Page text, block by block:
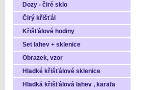
Dozy - čiré sklo
Čirý křišťál
Křišťálové hodiny
Set lahev + sklenice
Obrazek, vzor
Hladké křišťálové sklenice
Hladká křišťálová lahev , karafa